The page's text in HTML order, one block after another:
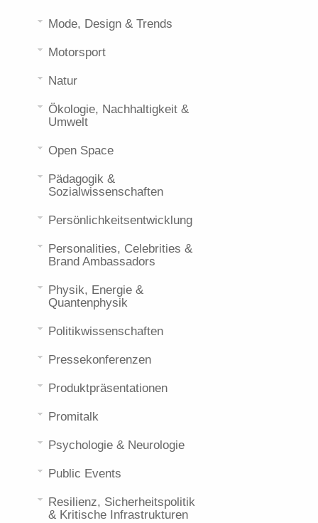
Mode, Design & Trends
Motorsport
Natur
Ökologie, Nachhaltigkeit &
Umwelt
Open Space
Pädagogik &
Sozialwissenschaften
Persönlichkeitsentwicklung
Personalities, Celebrities &
Brand Ambassadors
Physik, Energie &
Quantenphysik
Politikwissenschaften
Pressekonferenzen
Produktpräsentationen
Promitalk
Psychologie & Neurologie
Public Events
Resilienz, Sicherheitspolitik
& Kritische Infrastrukturen